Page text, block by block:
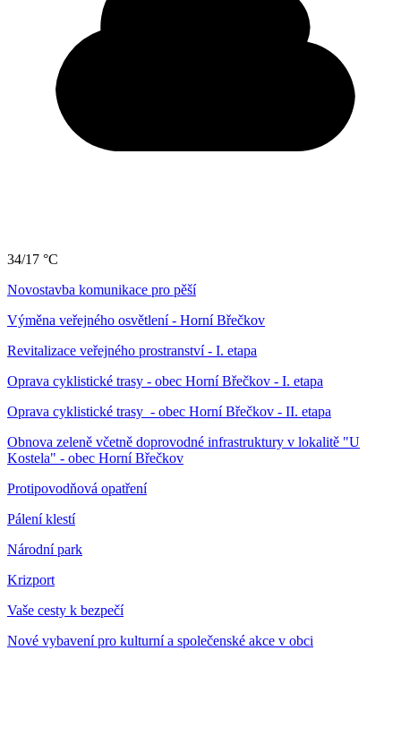
34/17 °C
Novostavba komunikace pro pěší
Výměna veřejného osvětlení - Horní Břečkov
Revitalizace veřejného prostranství - I. etapa
Oprava cyklistické trasy - obec Horní Břečkov - I. etapa
Oprava cyklistické trasy - obec Horní Břečkov - II. etapa
Obnova zeleně včetně doprovodné infrastruktury v lokalitě "U
Kostela" - obec Horní Břečkov
Protipovodňová opatření
Pálení klestí
Národní park
Krizport
Vaše cesty k bezpečí
Nové vybavení pro kulturní a společenské akce v obci